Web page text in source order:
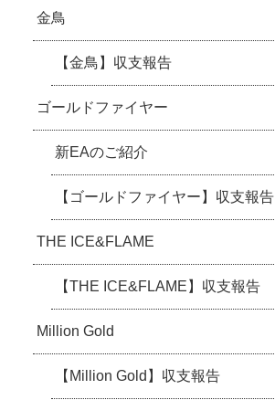
金鳥
【金鳥】収支報告
ゴールドファイヤー
新EAのご紹介
【ゴールドファイヤー】収支報告
THE ICE&FLAME
【THE ICE&FLAME】収支報告
Million Gold
【Million Gold】収支報告